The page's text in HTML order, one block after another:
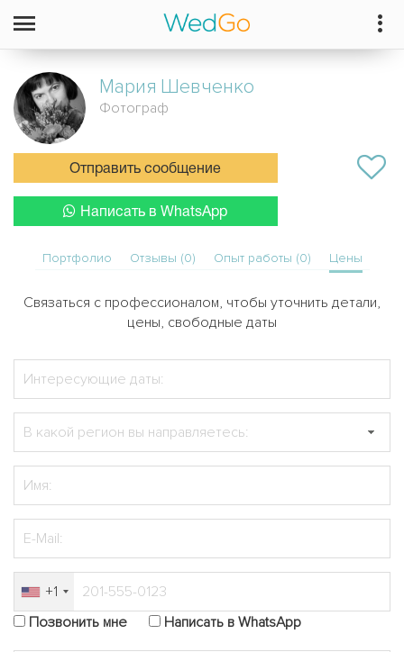
Мария Шевченко
Фотограф
Отправить сообщение
Написать в WhatsApp
Портфолио Отзывы (0) Опыт работы (0) Цены
Связаться с профессионалом, чтобы уточнить детали,
цены, свободные даты
+1
Позвонить мне
Написать в WhatsApp